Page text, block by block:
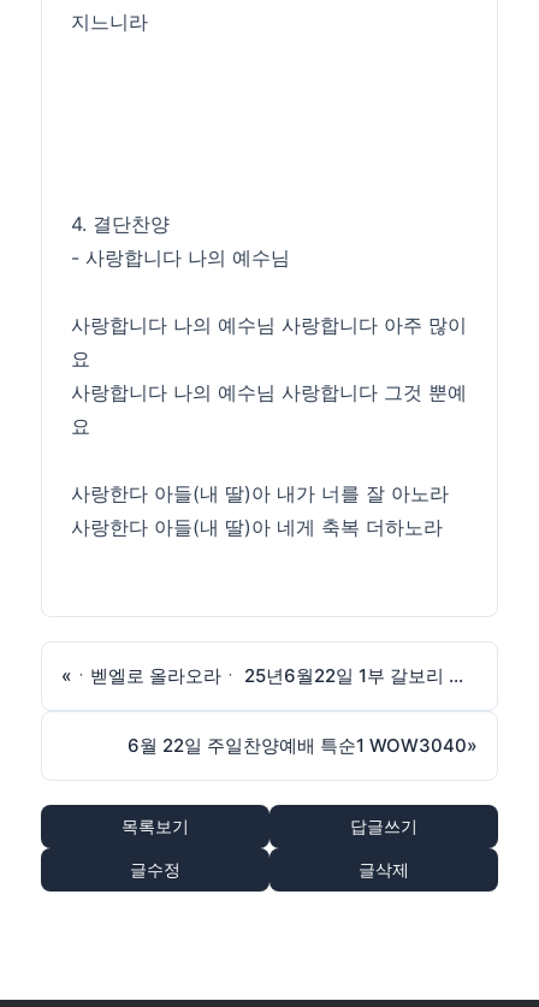
지느니라
4. 결단찬양
- 사랑합니다 나의 예수님
사랑합니다 나의 예수님 사랑합니다 아주 많이
요
사랑합니다 나의 예수님 사랑합니다 그것 뿐예
요
사랑한다 아들(내 딸)아 내가 너를 잘 아노라
사랑한다 아들(내 딸)아 네게 축복 더하노라
« ㆍ벧엘로 올라오라ㆍ 25년6월22일 1부 갈보리 찬양곡
6월 22일 주일찬양예배 특순1 WOW3040»
목록보기 답글쓰기
글수정 글삭제